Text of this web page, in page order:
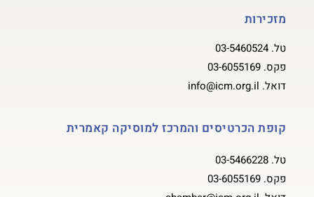
מזכירות
טל. 03-5460524
פקס. 03-6055169
דואל. info@icm.org.il
קופת הכרטיסים והמרכז למוסיקה קאמרית
טל. 03-5466228
פקס. 03-6055169